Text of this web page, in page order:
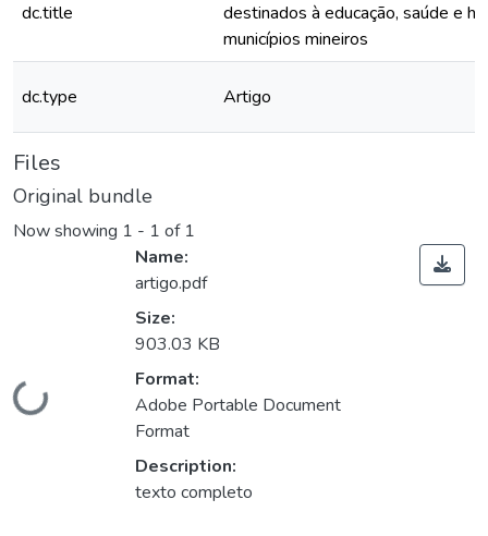
dc.title
destinados à educação, saúde e
municípios mineiros
dc.type Artigo
Files
Original bundle
Now showing 1 - 1 of 1
Loading...
Name:
artigo.pdf
Size:
903.03 KB
Format:
Adobe Portable Document
Format
Description:
texto completo